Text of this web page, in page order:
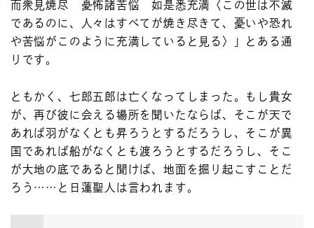
而衆見焼尽 憂怖諸苦悩 如是悉充満〈この世は不滅
であるのに、人々はすべてが焼き尽きて、憂いや恐れ
や苦悩がこのように充満していると見る〉」とある通
りです。
ともかく、七郎五郎は亡くなってしまった。もし貴女
が、再び彼に会える場所を聞いたならば、そこが天で
あれば羽がなくとも昇ろうとするだろうし、そこが異
国であれば船がなくとも渡ろうとするだろうし、そこ
が大地の底であると聞けば、地面を掘り起こすことだ
ろう……と日蓮聖人は言われます。